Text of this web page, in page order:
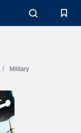
Military